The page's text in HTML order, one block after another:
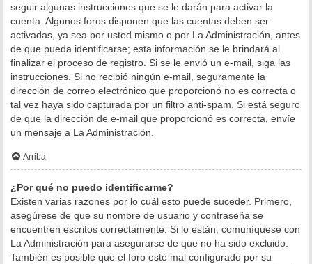
seguir algunas instrucciones que se le darán para activar la
cuenta. Algunos foros disponen que las cuentas deben ser
activadas, ya sea por usted mismo o por La Administración, antes
de que pueda identificarse; esta información se le brindará al
finalizar el proceso de registro. Si se le envió un e-mail, siga las
instrucciones. Si no recibió ningún e-mail, seguramente la
dirección de correo electrónico que proporcionó no es correcta o
tal vez haya sido capturada por un filtro anti-spam. Si está seguro
de que la dirección de e-mail que proporcionó es correcta, envíe
un mensaje a La Administración.
Arriba
¿Por qué no puedo identificarme?
Existen varias razones por lo cuál esto puede suceder. Primero,
asegúrese de que su nombre de usuario y contraseña se
encuentren escritos correctamente. Si lo están, comuníquese con
La Administración para asegurarse de que no ha sido excluido.
También es posible que el foro esté mal configurado por su